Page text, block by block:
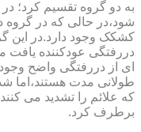
به دو گروه تقسیم کرد؛
شود،در حالی که در گروه
کشکک وجود دارد.در این
دررفتگی عودکننده
ای از دررفتگی واضح
طولانی مدت هستند،اما
که علائم را تشدید می کنند
برطرف کرد.